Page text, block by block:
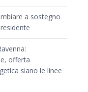
a sostegno
offerta
siano le linee